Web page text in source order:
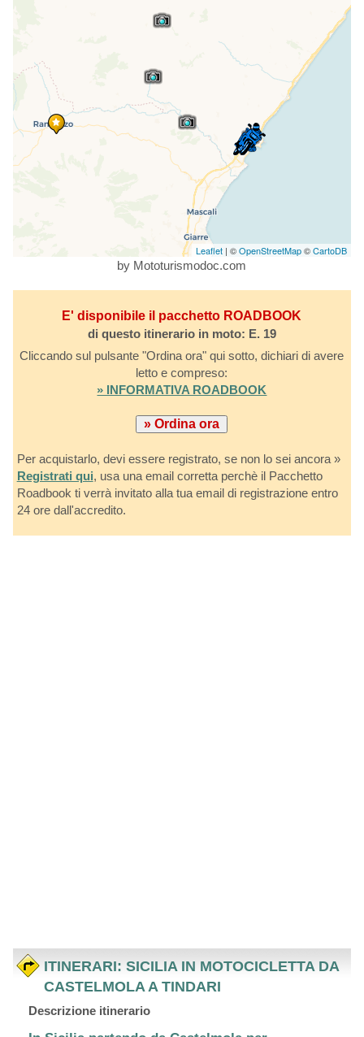
Leaflet | ©OpenStreetMap©CartoDB
by Mototurismodoc.com
E' disponibile il pacchetto ROADBOOK
di questo itinerario in moto: E. 19
Cliccando sul pulsante "Ordina ora" qui sotto, dichiari di avere
letto e compreso:
» INFORMATIVA ROADBOOK
Per acquistarlo, devi essere registrato, se non lo sei ancora »
Registrati qui, usa una email corretta perchè il Pacchetto
Roadbook ti verrà invitato alla tua email di registrazione entro
24 ore dall'accredito.
ITINERARI: SICILIA IN MOTOCICLETTA DA
CASTELMOLA A TINDARI
Descrizione itinerario